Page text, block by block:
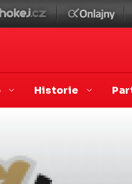
Historie